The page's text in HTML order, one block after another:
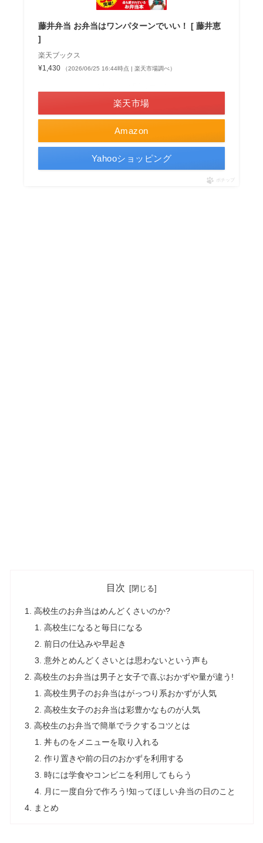
藤井弁当 お弁当はワンパターンでいい！ [ 藤井恵
]
楽天ブックス
¥1,430
（2026/06/25 16:44時点 | 楽天市場調べ）
Amazon
楽天市場
Yahooショッピング
ポチップ
目次
高校生のお弁当はめんどくさいのか?
高校生になると毎日になる
前日の仕込みや早起き
意外とめんどくさいとは思わないという声も
高校生のお弁当は男子と女子で喜ぶおかずや量が違う!
高校生男子のお弁当はがっつり系おかずが人気
高校生女子のお弁当は彩豊かなものが人気
高校生のお弁当で簡単でラクするコツとは
丼ものをメニューを取り入れる
作り置きや前の日のおかずを利用する
時には学食やコンビニを利用してもらう
月に一度自分で作ろう!知ってほしい弁当の日のこと
まとめ